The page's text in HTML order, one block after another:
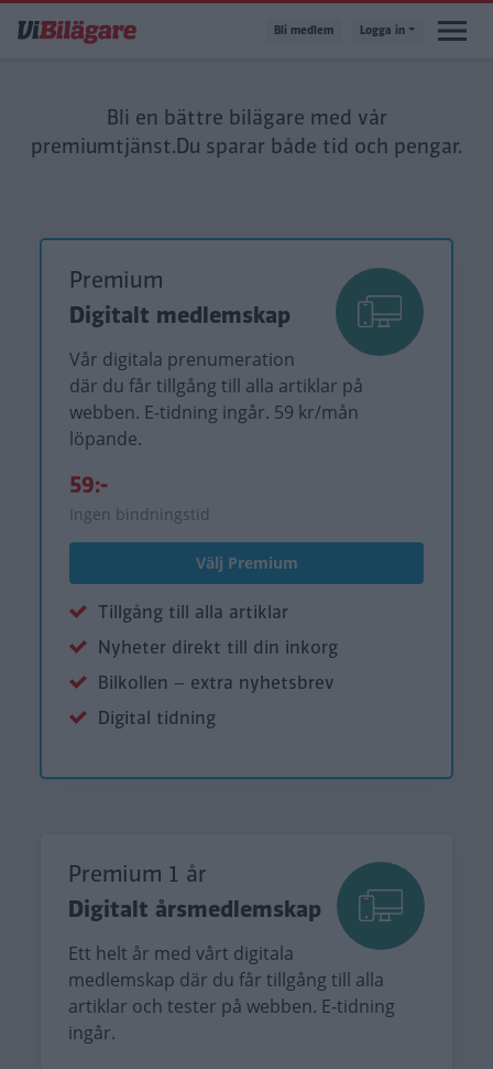
till
Bli medlem Logga in
Bli en bättre bilägare med vår
premiumtjänst.Du sparar både tid och pengar.
Premium
Digitalt medlemskap
Vår digitala prenumeration
där du får tillgång till alla artiklar på
webben. E-tidning ingår. 59 kr/mån
löpande.
59:-
Ingen bindningstid
Välj Premium
Tillgång till alla artiklar
Nyheter direkt till din inkorg
Bilkollen – extra nyhetsbrev
Digital tidning
Premium 1 år
Digitalt årsmedlemskap
Ett helt år med vårt digitala
medlemskap där du får tillgång till alla
artiklar och tester på webben. E-tidning
ingår.